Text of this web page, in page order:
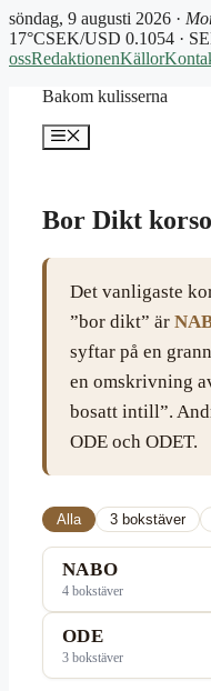
söndag, 9 augusti 2026 ·
17°CSEK/USD 0.1054 ·
ossRedaktionenKällor
Bakom kulisserna
Meny
Bor Dikt
Det vanligaste
”bor dikt” är
syftar på en
en omskrivning
bosatt intill”.
ODE och ODET.
Alla 3 bokstäver
NABO
4 bokstäver
ODE
3 bokstäver